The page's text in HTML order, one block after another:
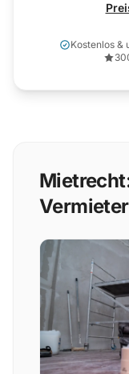
Kostenlos &
Vermieter